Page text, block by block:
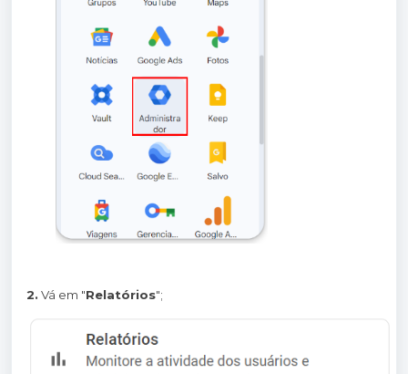
2. Vá em "Relatórios";